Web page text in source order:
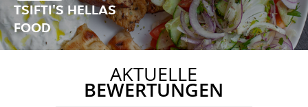
TSIFTI'S HELLAS
FOOD
AKTUELLE
BEWERTUNGEN